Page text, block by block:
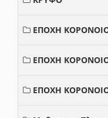
ΕΠΟΧΗ
ΕΠΟΧΗ
ΕΠΟΧΗ